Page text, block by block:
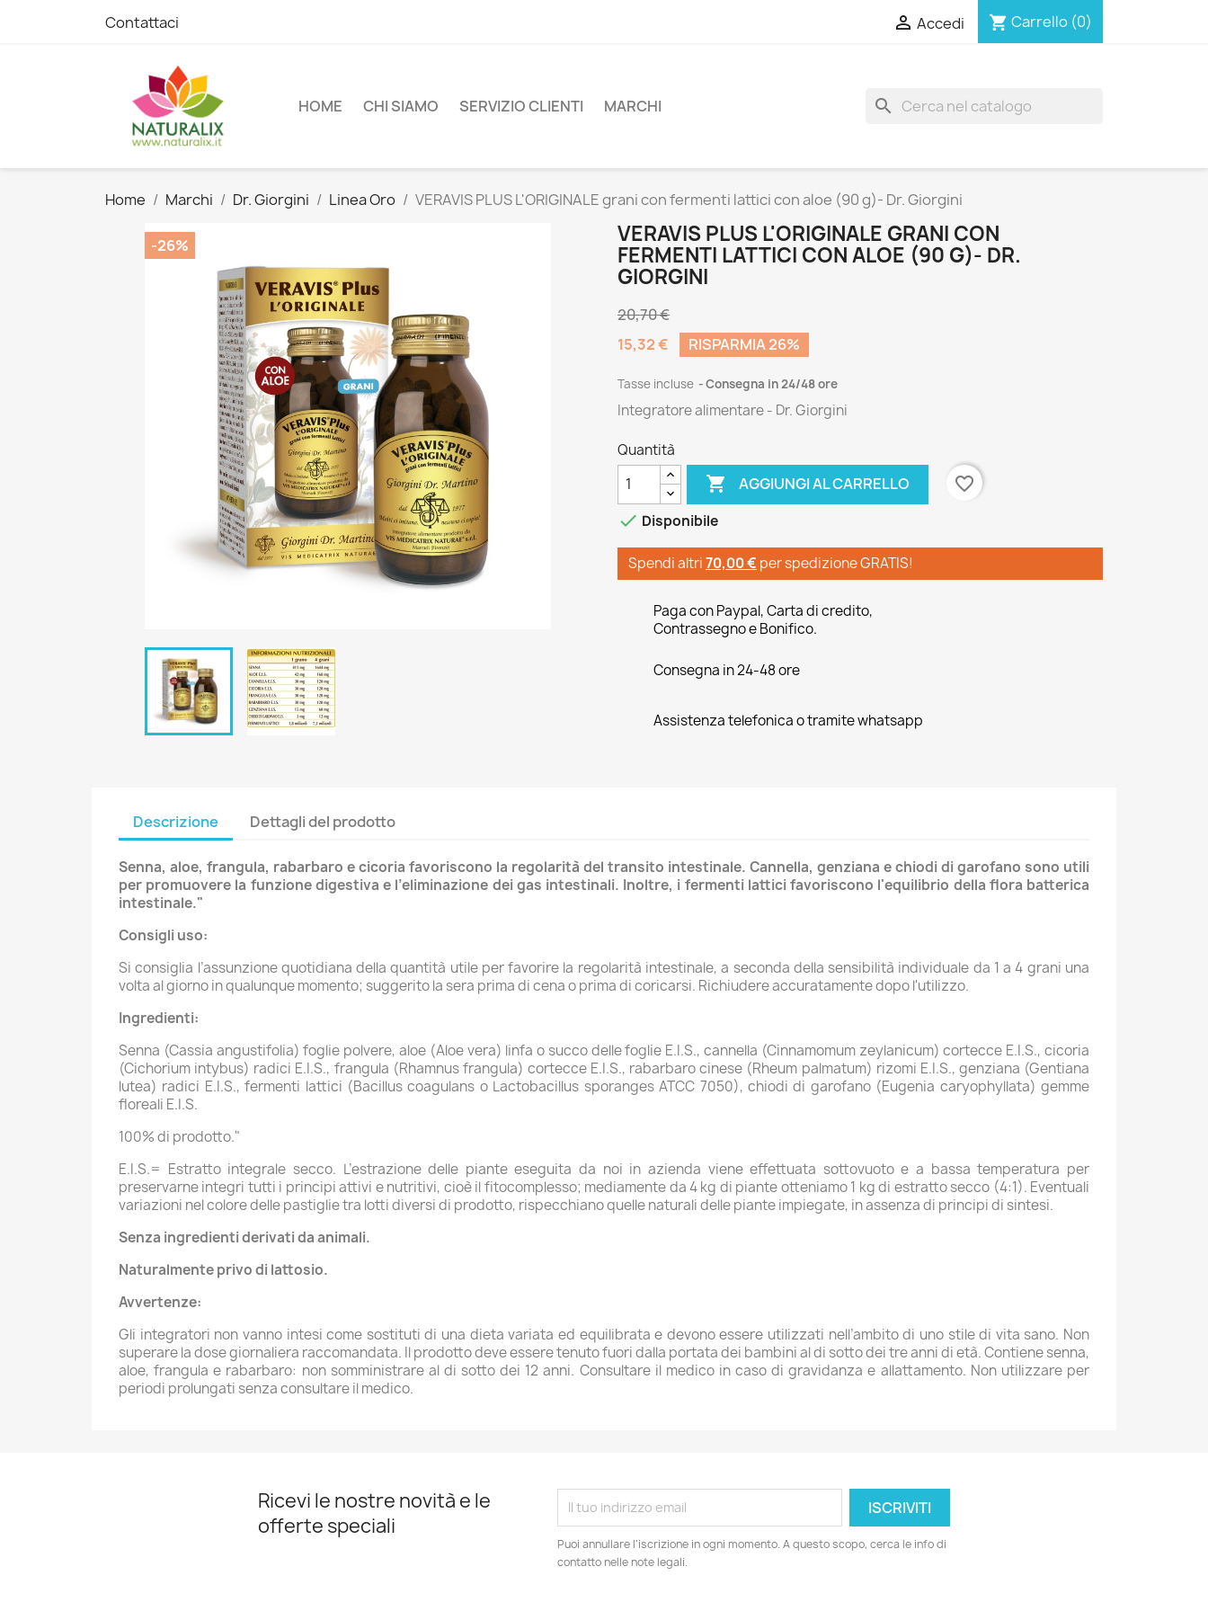
Contattaci  Accedi shopping_cart Carrello (0)
HOME CHI SIAMO SERVIZIO CLIENTI MARCHI search
Home Marchi Dr. Giorgini Linea Oro VERAVIS PLUS L'ORIGINALE grani con fermenti lattici con aloe (90 g)- Dr. Giorgini
-26%
VERAVIS PLUS L'ORIGINALE GRANI CON
FERMENTI LATTICI CON ALOE (90 G)- DR.
GIORGINI
20,70 €
15,32 €
RISPARMIA 26%
Tasse incluse Consegna in 24/48 ore
Integratore alimentare - Dr. Giorgini
Quantità
 AGGIUNGI AL CARRELLO
favorite_border
 Disponibile
Spendi altri70,00 € per spedizione GRATIS!
Paga con Paypal, Carta di credito,
Contrassegno e Bonifico.
Consegna in 24-48 ore
Assistenza telefonica o tramite whatsapp
Descrizione Dettagli del prodotto
Senna, aloe, frangula, rabarbaro e cicoria favoriscono la regolarità del transito intestinale. Cannella, genziana e chiodi di garofano sono utili
per promuovere la funzione digestiva e l’eliminazione dei gas intestinali. Inoltre, i fermenti lattici favoriscono l'equilibrio della flora batterica
intestinale."
Consigli uso:
Si consiglia l’assunzione quotidiana della quantità utile per favorire la regolarità intestinale, a seconda della sensibilità individuale da 1 a 4 grani una
volta al giorno in qualunque momento; suggerito la sera prima di cena o prima di coricarsi. Richiudere accuratamente dopo l'utilizzo.
Ingredienti:
Senna (Cassia angustifolia) foglie polvere, aloe (Aloe vera) linfa o succo delle foglie E.I.S., cannella (Cinnamomum zeylanicum) cortecce E.I.S., cicoria
(Cichorium intybus) radici E.I.S., frangula (Rhamnus frangula) cortecce E.I.S., rabarbaro cinese (Rheum palmatum) rizomi E.I.S., genziana (Gentiana
lutea) radici E.I.S., fermenti lattici (Bacillus coagulans o Lactobacillus sporanges ATCC 7050), chiodi di garofano (Eugenia caryophyllata) gemme
floreali E.I.S.
100% di prodotto."
E.I.S.= Estratto integrale secco. L’estrazione delle piante eseguita da noi in azienda viene effettuata sottovuoto e a bassa temperatura per
preservarne integri tutti i principi attivi e nutritivi, cioè il fitocomplesso; mediamente da 4 kg di piante otteniamo 1 kg di estratto secco (4:1). Eventuali
variazioni nel colore delle pastiglie tra lotti diversi di prodotto, rispecchiano quelle naturali delle piante impiegate, in assenza di principi di sintesi.
Senza ingredienti derivati da animali.
Naturalmente privo di lattosio.
Avvertenze:
Gli integratori non vanno intesi come sostituti di una dieta variata ed equilibrata e devono essere utilizzati nell’ambito di uno stile di vita sano. Non
superare la dose giornaliera raccomandata. Il prodotto deve essere tenuto fuori dalla portata dei bambini al di sotto dei tre anni di età. Contiene senna,
aloe, frangula e rabarbaro: non somministrare al di sotto dei 12 anni. Consultare il medico in caso di gravidanza e allattamento. Non utilizzare per
periodi prolungati senza consultare il medico.
Ricevi le nostre novità e le
offerte speciali
Puoi annullare l'iscrizione in ogni momento. A questo scopo, cerca le info di
contatto nelle note legali.